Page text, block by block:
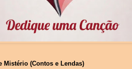
Mistério (Contos e Lendas)